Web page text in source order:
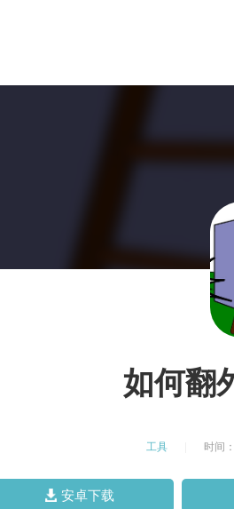
如何翻
工具 时间
安卓下载